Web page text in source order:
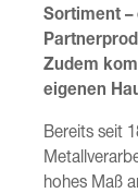
Sortiment –
Zudem
eigenen
Bereits seit
hohes Maß